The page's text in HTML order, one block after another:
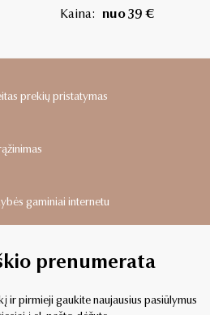
Kaina: nuo 39 €
prekių pristatymas
gaminiai internetu
prenumerata
ir pirmieji gaukite naujausius pasiūlymus